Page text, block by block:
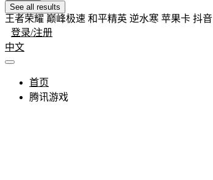
See all results
王者荣耀 巅峰极速 和平精英 逆水寒 苹果卡 抖音
登录/注册
中文
首页
腾讯游戏